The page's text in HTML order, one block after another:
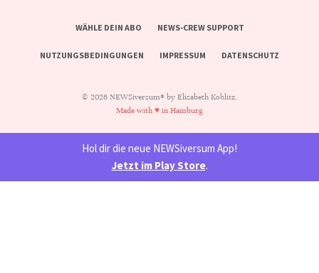
WÄHLE DEIN ABO NEWS-CREW SUPPORT
NUTZUNGSBEDINGUNGEN IMPRESSUM DATENSCHUTZ
© 2026 NEWSiversum® by Elisabeth Koblitz.
Made with ♥ in Hamburg
Hol dir die neue NEWSiversum App!
Jetzt im Play Store.